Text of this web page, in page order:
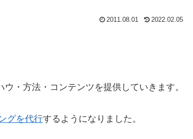
2011.08.01 2022.02.05
・方法・コンテンツを提供していきます。
グを代行するようになりました。